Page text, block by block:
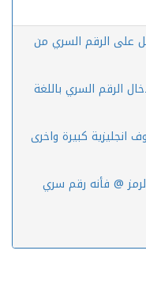
على الرقم السري من
الرقم السري باللغة
انجليزية كبيرة واخرى
@ فأنه رقم سري